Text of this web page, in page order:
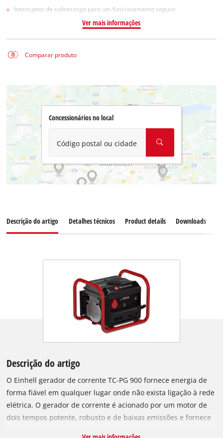
Interruptor de sobrecarga para um funcionamento seguro
Ver mais informações
Comparar produto
Concessionários no local
Código postal ou cidade
Descrição do artigo Detalhes técnicos Product details Downloads
Descrição do artigo
O Einhell gerador de corrente TC-PG 900 fornece energia de
forma fiável em qualquer lugar onde não exista ligação à rede
elétrica. O gerador de corrente é acionado por um motor de
dois tempos potente, robusto e de baixas emissões e fornece